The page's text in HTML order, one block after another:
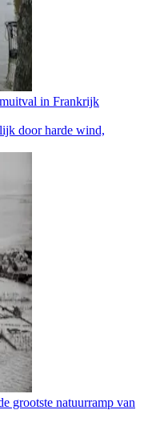
in Frankrijk
door harde wind,
grootste natuurramp van